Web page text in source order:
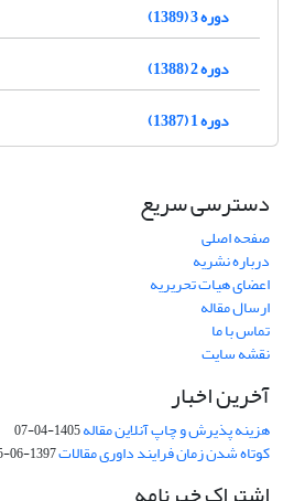
دوره 3 (1389)
دوره 2 (1388)
دوره 1 (1387)
دسترسی سریع
صفحه اصلی
درباره نشریه
اعضای هیات تحریریه
ارسال مقاله
تماس با ما
نقشه سایت
آخرین اخبار
هزینه پذیرش و چاپ آنلاین مقاله1405-04-07
کوتاه شدن زمان فرایند داوری مقالات1397-06-05